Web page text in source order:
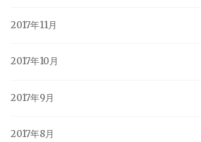
2017年11月
2017年10月
2017年9月
2017年8月